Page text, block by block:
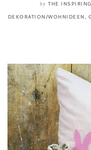
by THE
DEKORATION/WOHNIDEEN,